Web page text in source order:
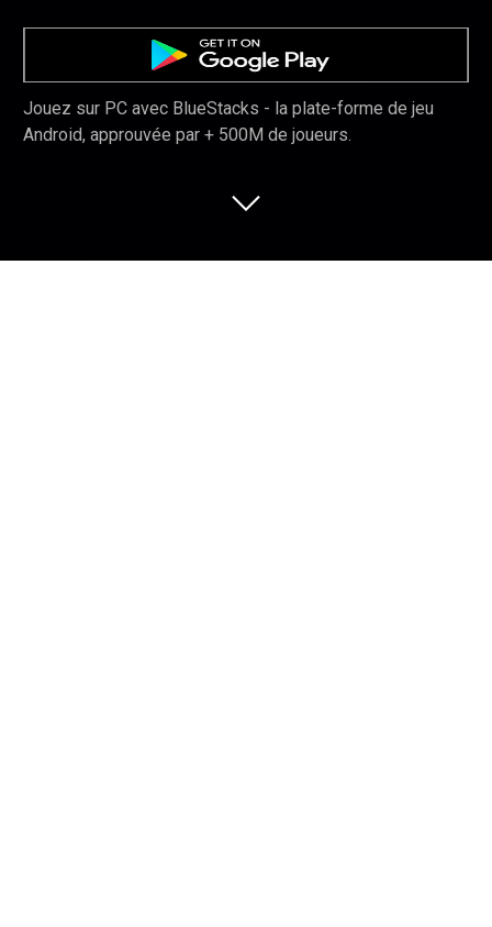
Jouez sur PC avec BlueStacks - la plate-forme de jeu
Android, approuvée par + 500M de joueurs.